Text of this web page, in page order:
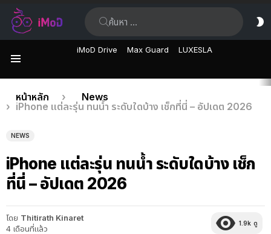
iMoD Drive Max Guard LUXESLA
เรื่อง
ล่าสุด
คุณอยู่ที่นี่:
หน้าหลัก
News
iPhone แต่ละรุ่น ทนน้ำ ระดับใดบ้าง เช็กที่นี่ – อัปเดต 2026
NEWS
iPhone แต่ละรุ่น ทนน้ำ ระดับใดบ้าง เช็ก
ที่นี่ – อัปเดต 2026
โดย Thitirath Kinaret
4 เดือนที่แล้ว
1.9k ดู